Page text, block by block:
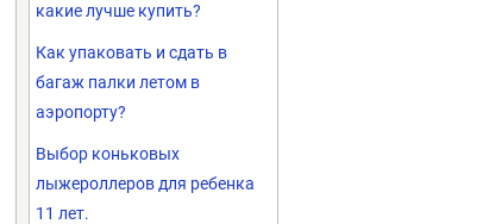
какие лучше купить?
Как упаковать и сдать в
багаж палки летом в
аэропорту?
Выбор коньковых
лыжероллеров для ребенка
11 лет.